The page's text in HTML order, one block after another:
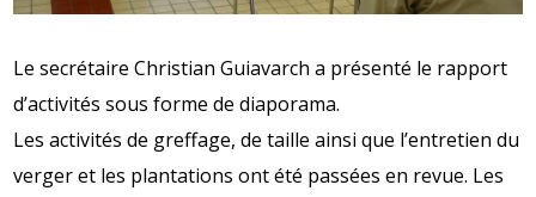
Le secrétaire Christian Guiavarch a présenté le rapport
d’activités sous forme de diaporama.
Les activités de greffage, de taille ainsi que l’entretien du
verger et les plantations ont été passées en revue. Les